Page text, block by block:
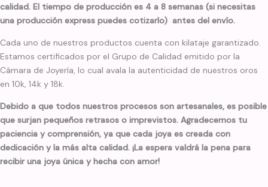
calidad. El tiempo de producción es 4 a 8 semanas (si necesitas
una producción express puedes cotizarlo) antes del envío.
Cada uno de nuestros productos cuenta con kilataje garantizado.
Estamos certificados por el Grupo de Calidad emitido por la
Cámara de Joyería, lo cual avala la autenticidad de nuestros oros
en 10k, 14k y 18k.
Debido a que todos nuestros procesos son artesanales, es posible
que surjan pequeños retrasos o imprevistos. Agradecemos tu
paciencia y comprensión, ya que cada joya es creada con
dedicación y la más alta calidad. ¡La espera valdrá la pena para
recibir una joya única y hecha con amor!